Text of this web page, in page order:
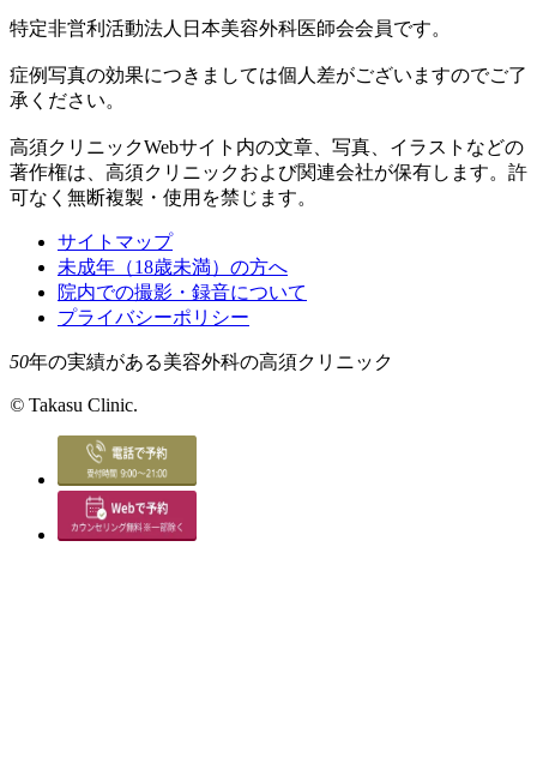
特定非営利活動法人日本美容外科医師会会員です。
症例写真の効果につきましては個人差がございますのでご了
承ください。
高須クリニックWebサイト内の文章、写真、イラストなどの
著作権は、高須クリニックおよび関連会社が保有します。許
可なく無断複製・使用を禁じます。
サイトマップ
未成年（18歳未満）の方へ
院内での撮影・録音について
プライバシーポリシー
50年の実績がある美容外科の高須クリニック
© Takasu Clinic.